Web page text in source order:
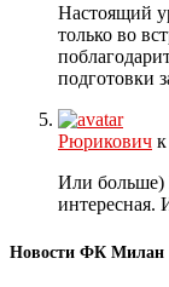
Настоящий
только во
подготовки
Рюрикович к
Или больше)
интересная.
Новости ФК Милан